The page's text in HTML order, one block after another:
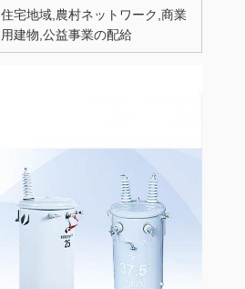
住宅地域,農村ネットワーク,商業
用建物,公益事業の配給